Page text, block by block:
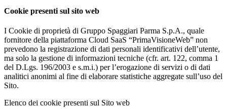
Cookie presenti sul sito web
I Cookie di proprietà di Gruppo Spaggiari Parma S.p.A., quale
fornitore della piattaforma Cloud SaaS “PrimaVisioneWeb” non
prevedono la registrazione di dati personali identificativi dell’utente,
ma solo la gestione di informazioni tecniche (cfr. art. 122, comma 1
del D.Lgs. 196/2003 e s.m.i.) per l’erogazione di servizi o di dati
analitici anonimi al fine di elaborare statistiche aggregate sull’uso del
Sito.
Elenco dei cookie presenti sul Sito web